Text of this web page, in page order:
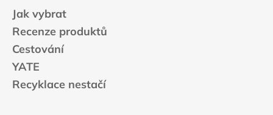
Jak vybrat
Recenze produktů
Cestování
YATE
Recyklace nestačí